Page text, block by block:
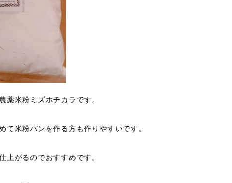
薬米粉ミズホチカラです。
て米粉パンを作る方も作りやすいです。
上がるのでおすすめです。